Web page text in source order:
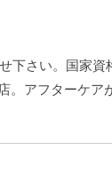
下さい。国家資
。アフターケア